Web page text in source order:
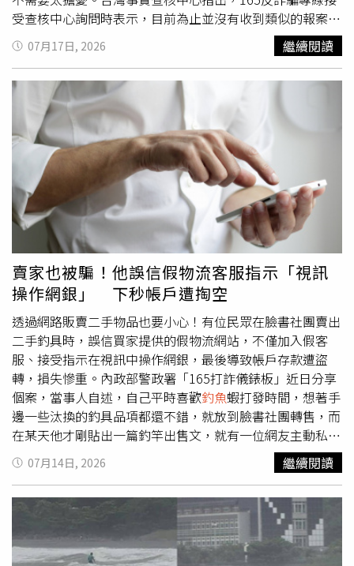
受查核中心詢問時表示，目前為止並沒有收到類似的報案，
研判為網路謠言的可能性較高，蝦皮智取店門市內均設有24
小時錄影設備，不論物品由誰遺落或取走，皆有影像紀錄可
循；而超商或是ATM都裝置嚴密的監控系統，萬一發生糾
紛，都可以透過影帶還原真相，因此推斷相關犯罪手法的施
行率極低。銘傳大學犯罪防治學系助理教授、前刑事局預防
科科長林書立說明，一般民眾如果要將遺失物送警局招領，
也會有「撿起來送交」的過程，無法單憑撿起或移動物品的
動作，就認定有侵占犯意，而利用這種「釣魚」方式陷害他
人的可行性極低，應是網路過度揣測。律師李郁霆也表示，
要是這種設局手法真的存在，那麼遺落的物品、錢才就並非
遺失物，因此也沒有侵佔的問題，詐團反而有可能構成「恐
嚇取財罪」或「誣告罪」，最重可處5至7年的有期徒刑，有
極高機會需要入監服刑。165建議，萬一民眾在操作ATM
時，發現有東西在上面且影響使用，若擔心有疑慮、異常狀
況，可以先行利用ATM旁邊的電話，聯絡金融機構處理。蝦
皮則說，若民眾在門市發現遺失物或款項，通常會建議轉交
給警方或鄰近派出所，按照標準流程進行處理。
07月17日, 2026 繼續閱讀
賣家也被騙！他誤信假物流客服指示「視訊
操作網銀」 下秒帳戶遭掏空
透過網路販賣二手物品也要小心！有位民眾在臉書社團賣出
二手釣具時，誤信買家提供的假物流網站，不僅加入假客
服、接受指示在視訊中操作網銀，最後導致帳戶存款遭盜
轉，損失慘重。內政部警政署「165打詐儀錶板」近日分享
個案，當事人自述，自己平時喜歡釣魚蝦打發時間，想著手
邊一些汰換的釣具品項都還不錯，就放到臉書社團轉售，而
在某天他才剛貼出一篇釣竿出售文，就有一位網友主動私訊
我，表明購買意願。當事人表示，他與買家談妥商品狀況與
交易金額後，對方傳給他一串網址，聲稱是某貨運公司的網
站，要他填寫寄件資料，就會有人登門取件，而他當時並未
起疑，直接點進網址，並依照網站欄位指示填寫資料，在最
後一步點選「列印單據」後，網站跳出提示框，要求他加入
LINE客服以完成託運開通程序。當事人提到，貨運線上客
07月14日, 2026 繼續閱讀